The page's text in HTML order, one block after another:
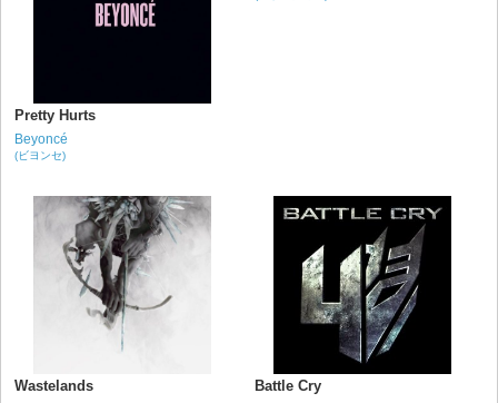
Pretty Hurts
Beyoncé
(ビヨンセ)
Wastelands Battle Cry